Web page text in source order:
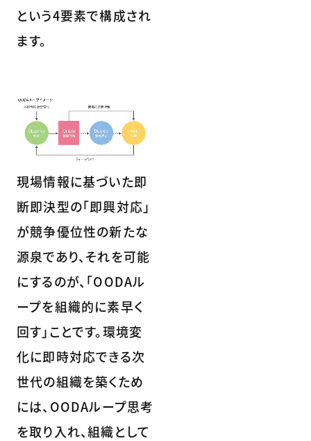
という4要素で構成され
ます。
現場情報に基づいた即
断即決型の「即興対応」
が競争優位性の新たな
源泉であり、それを可能
にするのが、「OODAル
ープを組織的に素早く
回す」ことです。環境変
化に即時対応できる次
世代の組織を築くため
には、OODAループ思考
を取り入れ、組織として